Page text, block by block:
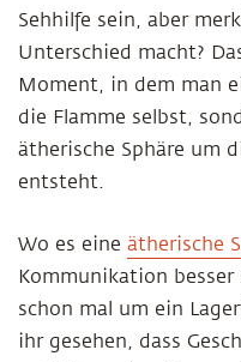
Sehhilfe sein, aber
Unterschied macht?
Moment, in dem man
die Flamme selbst,
ätherische Sphäre um
entsteht.
Wo es eine ätherische
Kommunikation besser
schon mal um ein
ihr gesehen, dass